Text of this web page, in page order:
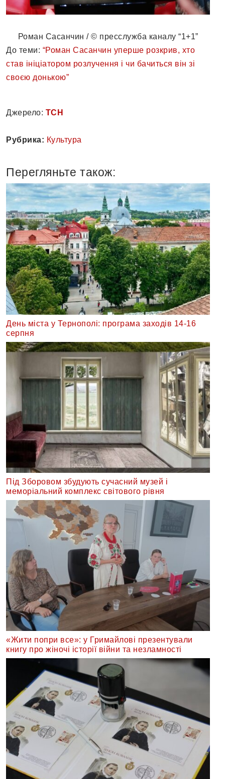
Роман Сасанчин / © пресслужба каналу “1+1”
До теми: “Роман Сасанчин уперше розкрив, хто
став ініціатором розлучення і чи бачиться він зі
своєю донькою”
Джерело: ТСН
Рубрика: Культура
Перегляньте також:
День міста у Тернополі: програма заходів 14-16
серпня
Під Зборовом збудують сучасний музей і
меморіальний комплекс світового рівня
«Жити попри все»: у Гримайлові презентували
книгу про жіночі історії війни та незламності